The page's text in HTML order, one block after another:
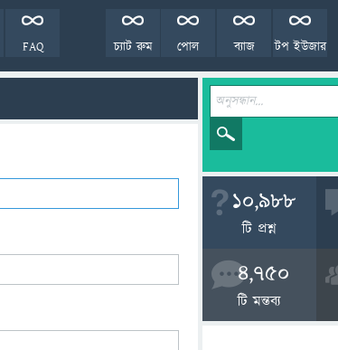
FAQ টপ ইউজার
ব্যাজ
পোল
চ্যাট রুম
10,988
টি প্রশ্ন
4,750
টি মন্তব্য